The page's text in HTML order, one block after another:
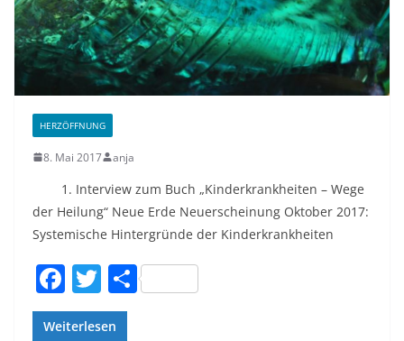
HERZÖFFNUNG
8. Mai 2017 anja
1. Interview zum Buch „Kinderkrankheiten – Wege
der Heilung“ Neue Erde Neuerscheinung Oktober 2017:
Systemische Hintergründe der Kinderkrankheiten
F
a
T
w
T
Weiterlesen